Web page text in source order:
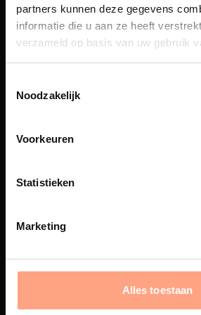
partners kunnen deze gegevens
informatie die u aan ze heeft
verzameld op basis van uw gebruik
Noodzakelijk
Voorkeuren
Statistieken
Marketing
Alles toestaan
Een exclusieve
beleving, waar Nederlands
vakmanschap en design
Spuiterij
een hoogwaardige twee